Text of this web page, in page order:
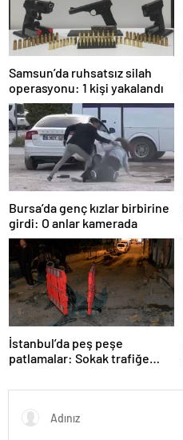
Samsun’da ruhsatsız silah
operasyonu: 1 kişi yakalandı
Bursa’da genç kızlar birbirine
girdi: O anlar kamerada
İstanbul’da peş peşe
patlamalar: Sokak trafiğe